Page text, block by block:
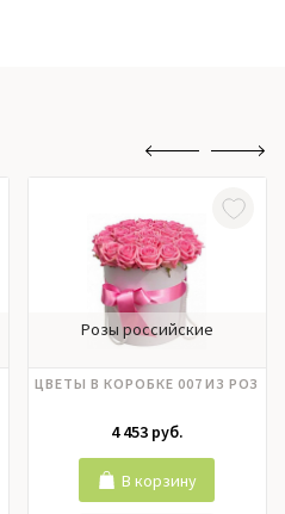
Розы российские
ЦВЕТЫ В КОРОБКЕ 007 ИЗ РОЗ
4 453 руб.
В корзину